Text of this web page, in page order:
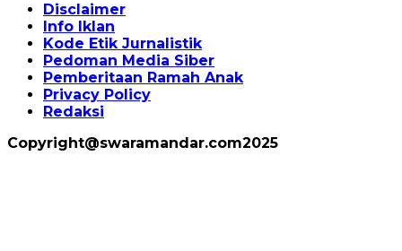
Disclaimer
Info Iklan
Kode Etik Jurnalistik
Pedoman Media Siber
Pemberitaan Ramah Anak
Privacy Policy
Redaksi
Copyright@swaramandar.com2025